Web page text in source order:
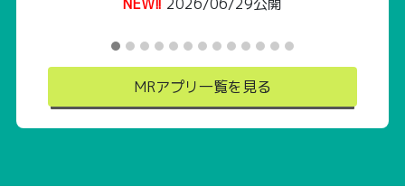
MRアプリ一覧を見る